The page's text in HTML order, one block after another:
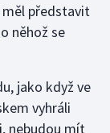
měl představit
něhož se
jako když ve
vyhráli
nebudou mít